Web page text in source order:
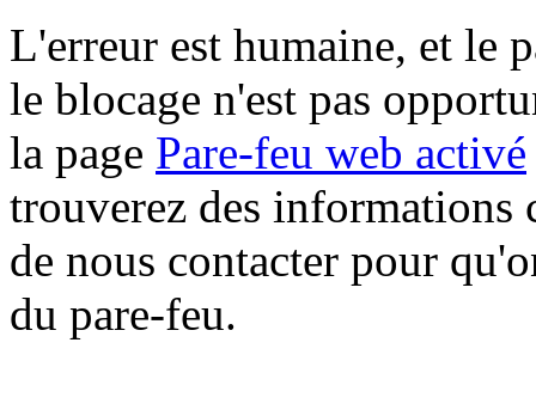
L'erreur est humaine, et le
le blocage n'est pas
la page Pare-feu web activé
trouverez des informations
de nous contacter pour
du pare-feu.